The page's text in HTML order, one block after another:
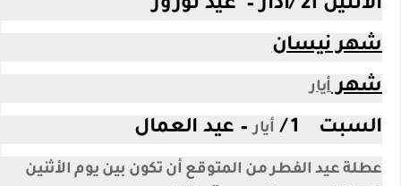
الأثنين 21 /اذار – عيد نوروز
شهر نيسان
شهرأيار
السبت 1 / أيار– عيد العمال
عطلة عيد الفطر من المتوقع أن تكون بين يوم الأثنين